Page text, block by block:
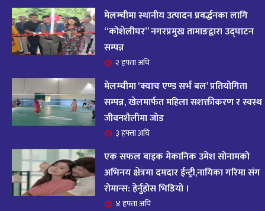
१४ आज २०८२ साल भदौ १६ गते सोमबारको राशिफल
११ महिना अघि
१५
आजको राशिफल : २०८२ भदौ १२ गते बिहीवार, २८
अगस्ट २०२५
११ महिना अघि
१६ आजको राशिफल – २०८२ साल भाद्र १० गते, मंगलबार
१७ आजको राशिफल – २०८२ साल भाद्र १० गते, मंगलबार
११ महिना अघि
मेलम्चीमा स्थानीय उत्पादन प्रवर्द्धनका लागि
“कोशेलीघर” नगरप्रमुख तामाङद्वारा उद्घाटन
सम्पन्न
२ हफ्ता अघि
मेलम्चीमा ‘क्याच एण्ड सर्भ बल’ प्रतियोगिता
सम्पन्न, खेलमार्फत महिला सशक्तीकरण र स्वस्थ
जीवनशैलीमा जोड
३ हफ्ता अघि
एक सफल बाइक मेकानिक उमेश सोनामको
अभिनय क्षेत्रमा दमदार ईन्ट्री,नायिका गरिमा संग
रोमान्स: हेर्नुहोस भिडियो ।
४ हफ्ता अघि